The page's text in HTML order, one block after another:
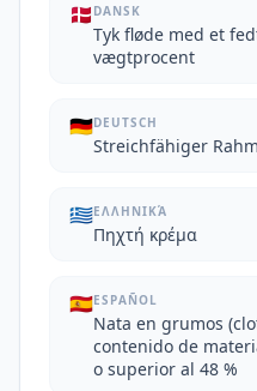
🇩🇰 DANSK
Tyk fløde med et
vægtprocent
🇩🇪DEUTSCH
Streichfähiger Rahm
🇬🇷ΕΛΛΗΝΙΚΆ
Πηχτή κρέμα
🇪🇸ESPAÑOL
Nata en grumos
contenido de
o superior al 48 %